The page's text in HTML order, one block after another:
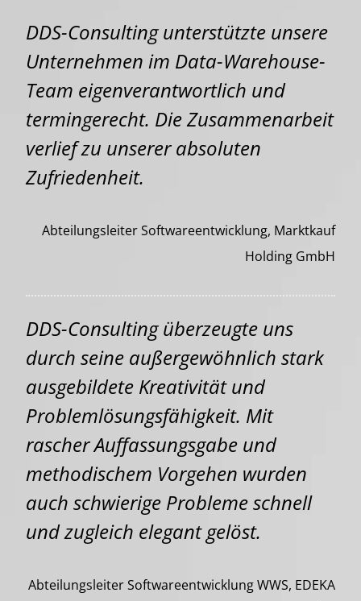
DDS-Consulting unterstützte unsere
Unternehmen im Data-Warehouse-
Team eigenverantwortlich und
termingerecht. Die Zusammenarbeit
verlief zu unserer absoluten
Zufriedenheit.
Abteilungsleiter Softwareentwicklung, Marktkauf
Holding GmbH
DDS-Consulting überzeugte uns
durch seine außergewöhnlich stark
ausgebildete Kreativität und
Problemlösungsfähigkeit. Mit
rascher Auffassungsgabe und
methodischem Vorgehen wurden
auch schwierige Probleme schnell
und zugleich elegant gelöst.
Abteilungsleiter Softwareentwicklung WWS, EDEKA